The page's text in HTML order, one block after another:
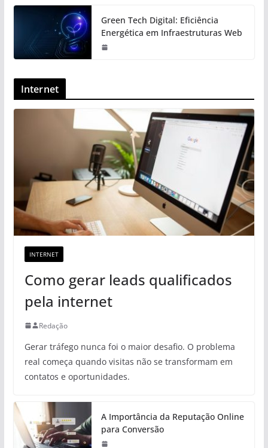
Green Tech Digital: Eficiência
Energética em Infraestruturas Web
Internet
INTERNET
Como gerar leads qualificados
pela internet
Redação
Gerar tráfego nunca foi o maior desafio. O problema
real começa quando visitas não se transformam em
contatos e oportunidades.
A Importância da Reputação Online
para Conversão